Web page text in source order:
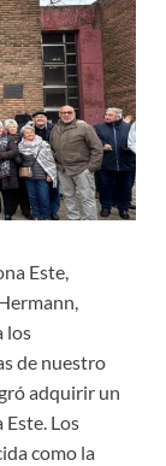
Este,
los
de nuestro
adquirir un
Los
como la